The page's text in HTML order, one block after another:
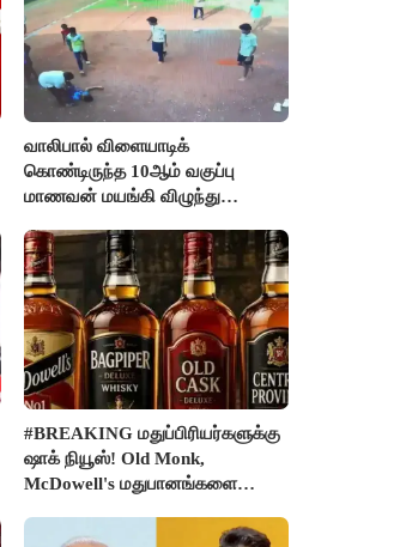
வாலிபால் விளையாடிக்
கொண்டிருந்த 10ஆம் வகுப்பு
மாணவன் மயங்கி விழுந்து
#BREAKING மதுப்பிரியர்களுக்கு
ஷாக் நியூஸ்! Old Monk,
McDowell's மதுபானங்களை